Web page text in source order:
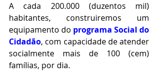
A cada 200.000 (duzentos mil)
habitantes, construiremos um
equipamento do programa Social do
Cidadão, com capacidade de atender
socialmente mais de 100 (cem)
famílias, por dia.